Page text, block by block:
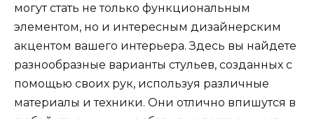
могут стать не только функциональным
элементом, но и интересным дизайнерским
акцентом вашего интерьера. Здесь вы найдете
разнообразные варианты стульев, созданных с
помощью своих рук, используя различные
материалы и техники. Они отлично впишутся в